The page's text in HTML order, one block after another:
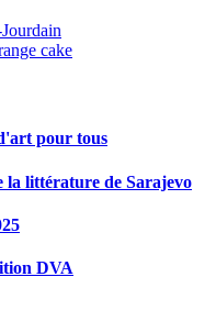
cake
pour tous
la littérature de Sarajevo
DVA